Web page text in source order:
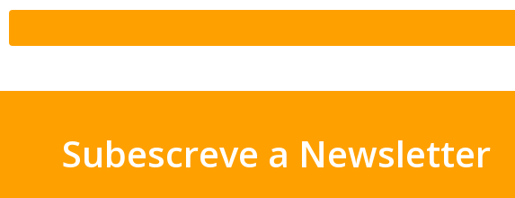
Subescreve a Newsletter